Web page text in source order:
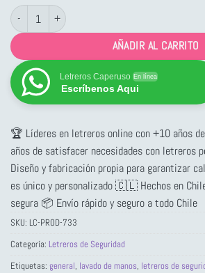
Letrero Lavado de Manos cantidad
AÑADIR AL CARRITO
Letreros Caperuso En línea
Escríbenos Aqui
🏆 Líderes en letreros online con +10 años
años de satisfacer necesidades con letreros
Diseño y fabricación propia para garantizar
es único y personalizado 🇨🇱 Hechos en
segura 📦 Envío rápido y seguro a todo Chile
SKU: LC-PROD-733
Categoría: Letreros de Seguridad
Etiquetas: general, lavado de manos, letreros de